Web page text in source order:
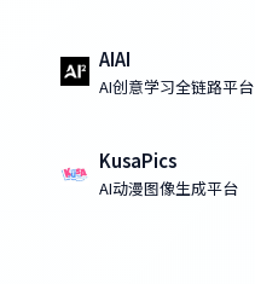
AIAI
AI创意学习全链路平台
KusaPics
AI动漫图像生成平台